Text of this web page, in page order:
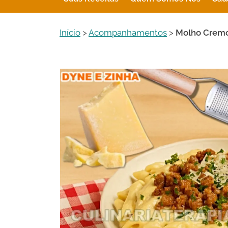
Início > Acompanhamentos > Molho